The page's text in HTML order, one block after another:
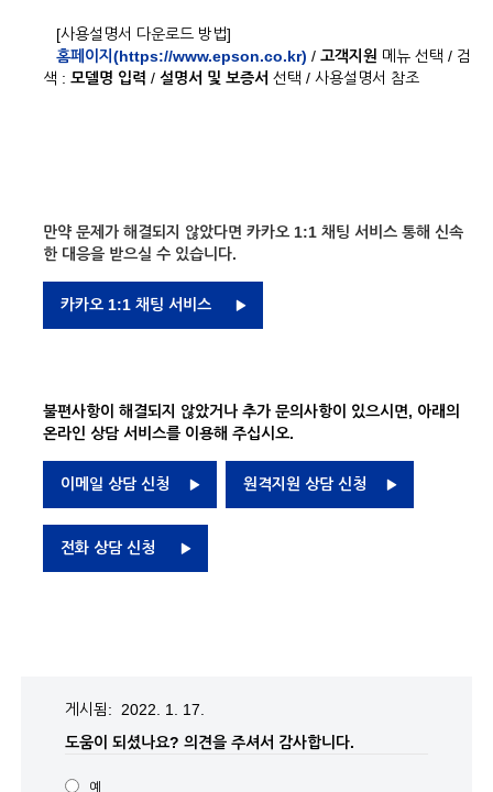
[사용설명서 다운로드 방법]
홈페이지(https://www.epson.co.kr) / 고객지원 메뉴 선택 / 검
색 : 모델명 입력 / 설명서 및 보증서 선택 / 사용설명서 참조
만약 문제가 해결되지 않았다면 카카오 1:1 채팅 서비스 통해 신속
한 대응을 받으실 수 있습니다.
카카오 1:1 채팅 서비스
불편사항이 해결되지 않았거나 추가 문의사항이 있으시면, 아래의
온라인 상담 서비스를 이용해 주십시오.
이메일 상담 신청 원격지원 상담 신청
전화 상담 신청
게시됨: 2022. 1. 17.
도움이 되셨나요? 의견을 주셔서 감사합니다.
예